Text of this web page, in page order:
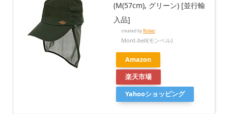
(M(57cm), グリーン) [並行輸
入品]
created by Rinker
Mont-bell(モンベル)
Amazon
楽天市場
Yahooショッピング